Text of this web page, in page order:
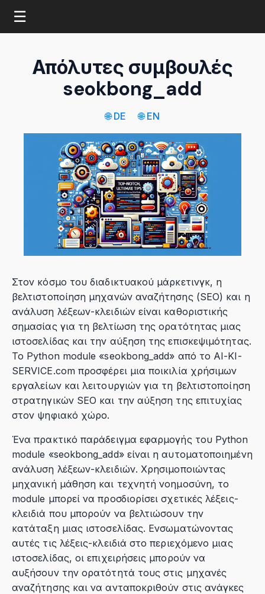
☰
Απόλυτες συμβουλές
seokbong_add
🌐 DE 🌐 EN
Στον κόσμο του διαδικτυακού μάρκετινγκ, η
βελτιστοποίηση μηχανών αναζήτησης (SEO) και η
ανάλυση λέξεων-κλειδιών είναι καθοριστικής
σημασίας για τη βελτίωση της ορατότητας μιας
ιστοσελίδας και την αύξηση της επισκεψιμότητας.
Το Python module «seokbong_add» από το AI-KI-
SERVICE.com προσφέρει μια ποικιλία χρήσιμων
εργαλείων και λειτουργιών για τη βελτιστοποίηση
στρατηγικών SEO και την αύξηση της επιτυχίας
στον ψηφιακό χώρο.
Ένα πρακτικό παράδειγμα εφαρμογής του Python
module «seokbong_add» είναι η αυτοματοποιημένη
ανάλυση λέξεων-κλειδιών. Χρησιμοποιώντας
μηχανική μάθηση και τεχνητή νοημοσύνη, το
module μπορεί να προσδιορίσει σχετικές λέξεις-
κλειδιά που μπορούν να βελτιώσουν την
κατάταξη μιας ιστοσελίδας. Ενσωματώνοντας
αυτές τις λέξεις-κλειδιά στο περιεχόμενο μιας
ιστοσελίδας, οι επιχειρήσεις μπορούν να
αυξήσουν την ορατότητά τους στις μηχανές
αναζήτησης και να ανταποκριθούν στις ανάγκες